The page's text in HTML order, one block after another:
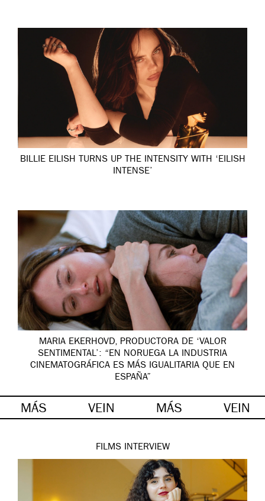
BILLIE EILISH TURNS UP THE INTENSITY WITH ‘EILISH
INTENSE’
MARIA EKERHOVD, PRODUCTORA DE ‘VALOR
SENTIMENTAL’: “EN NORUEGA LA INDUSTRIA
CINEMATOGRÁFICA ES MÁS IGUALITARIA QUE EN
ESPAÑA”
MÁS VEIN MÁS VEIN
FILMS INTERVIEW